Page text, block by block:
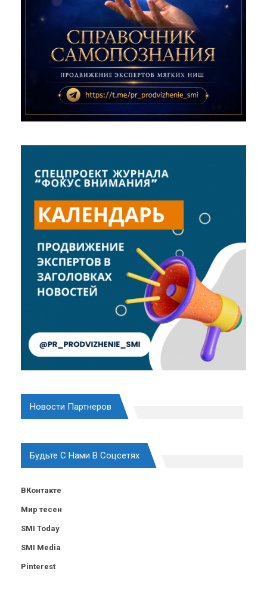
Новости Партнеров
Будьте С Нами В Соцсетях
ВКонтакте
Мир тесен
SMI Today
SMI Media
Pinterest